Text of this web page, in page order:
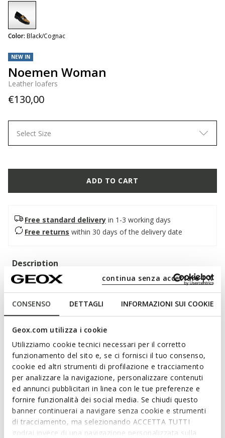
CONSENSO DETTAGLI INFORMAZIONI SUI COOKIE
Geox.com utilizza i cookie
Utilizziamo cookie tecnici necessari per il corretto
funzionamento del sito e, se ci fornisci il tuo consenso,
cookie ed altri strumenti di profilazione e tracciamento
per analizzare la navigazione, personalizzare contenuti
ed annunci pubblicitari in linea con le tue preferenze e
fornire funzionalità dei social media. Se chiudi questo
banner continuerai a navigare senza cookie e strumenti
di tracciamento, ma selezionando ACCETTA TUTTI
godrai invece di una navigazione personalizzata sulla
continua senza accettare | X
NEW IN
Noemen Woman
Leather loafers
€130,00
Color: Black/Cognac
selected
Select Size
ADD TO CART
Free standard delivery in 1-3 working days
Free returns within 30 days of the delivery date
Description
Women’s college-inspired loafer, ideal for trendy and modern
outfits. Crafted from soft leather with pony skin inserts, it
comes in a version combining black and cognac. Comfortable
and breathable, Noemen combines traditional lines with
refined details.
Features
Quick and easy to put on
Heel height: 2 cm / 0,8"
Slip-on design allows you to slide the foot in swiftly